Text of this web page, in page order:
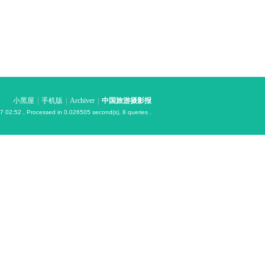
小黑屋 手机版 Archiver 中国旅游摄影报
02:52 , Processed in 0.026505 second(s), 8 queries .